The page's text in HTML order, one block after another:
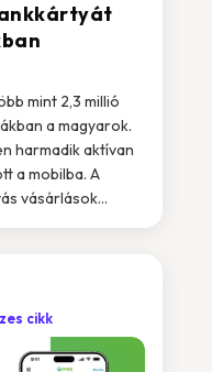
mint 2,3 millió
a magyarok.
harmadik aktívan
a mobilba. A
vásárlások...
cikk